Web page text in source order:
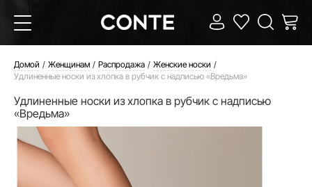
Домой Женщинам Распродажа
Женские носки
Удлиненные носки из хлопка в рубчик с надписью «Вредьма»
Удлиненные носки из хлопка в рубчик с надписью
«Вредьма»